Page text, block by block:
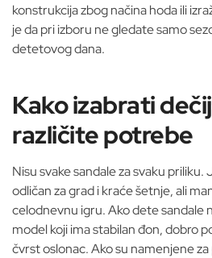
konstrukcija zbog načina hoda ili
je da pri izboru ne gledate samo
detetovog dana.
Kako izabrati
različite potrebe
Nisu svake sandale za svaku
odličan za grad i kraće šetnje, ali
celodnevnu igru. Ako dete sandale
model koji ima stabilan đon, dobro
čvrst oslonac. Ako su namenjene